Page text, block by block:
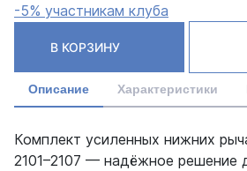
-5% участникам клуба
В КОРЗИНУ
Описание Характеристики
Комплект усиленных нижних
2101–2107 — надёжное решение